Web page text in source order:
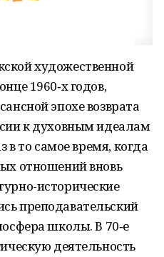
художественной
1960‑х годов,
эпохе возврата
к духовным идеалам
в то самое время, когда
отношений вновь
исторические
преподавательский
школы. В 70‑е
деятельность